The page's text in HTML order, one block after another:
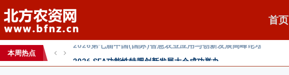
首页
本周热点
丰收牛第六家直营店落户曹县！